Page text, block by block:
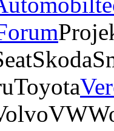
Skoda
Toyota
VW